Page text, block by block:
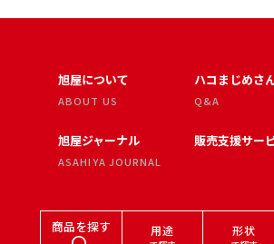
旭屋について
ABOUT US
旭屋ジャーナル
ASAHIYA JOURNAL
ハコまじめさ
Q&A
販売支援サー
商品を探す 用途 形状